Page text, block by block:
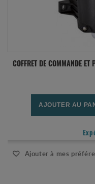
COFFRET DE COMMANDE ET
AJOUTER AU
Ajouter à mes